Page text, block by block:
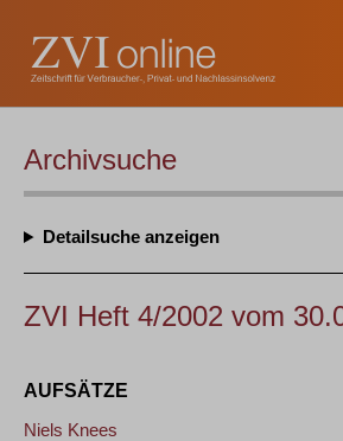
Archivsuche
Detailsuche
ZVI Heft 4/2002 vom
AUFSÄTZE
Niels Knees